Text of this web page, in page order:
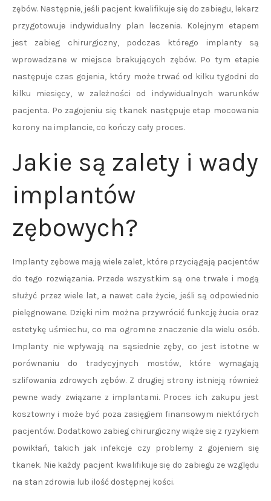
zębów. Następnie, jeśli pacjent kwalifikuje się do zabiegu, lekarz
przygotowuje indywidualny plan leczenia. Kolejnym etapem
jest zabieg chirurgiczny, podczas którego implanty są
wprowadzane w miejsce brakujących zębów. Po tym etapie
następuje czas gojenia, który może trwać od kilku tygodni do
kilku miesięcy, w zależności od indywidualnych warunków
pacjenta. Po zagojeniu się tkanek następuje etap mocowania
korony na implancie, co kończy cały proces.
Jakie są zalety i wady
implantów
zębowych?
Implanty zębowe mają wiele zalet, które przyciągają pacjentów
do tego rozwiązania. Przede wszystkim są one trwałe i mogą
służyć przez wiele lat, a nawet całe życie, jeśli są odpowiednio
pielęgnowane. Dzięki nim można przywrócić funkcję żucia oraz
estetykę uśmiechu, co ma ogromne znaczenie dla wielu osób.
Implanty nie wpływają na sąsiednie zęby, co jest istotne w
porównaniu do tradycyjnych mostów, które wymagają
szlifowania zdrowych zębów. Z drugiej strony istnieją również
pewne wady związane z implantami. Proces ich zakupu jest
kosztowny i może być poza zasięgiem finansowym niektórych
pacjentów. Dodatkowo zabieg chirurgiczny wiąże się z ryzykiem
powikłań, takich jak infekcje czy problemy z gojeniem się
tkanek. Nie każdy pacjent kwalifikuje się do zabiegu ze względu
na stan zdrowia lub ilość dostępnej kości.